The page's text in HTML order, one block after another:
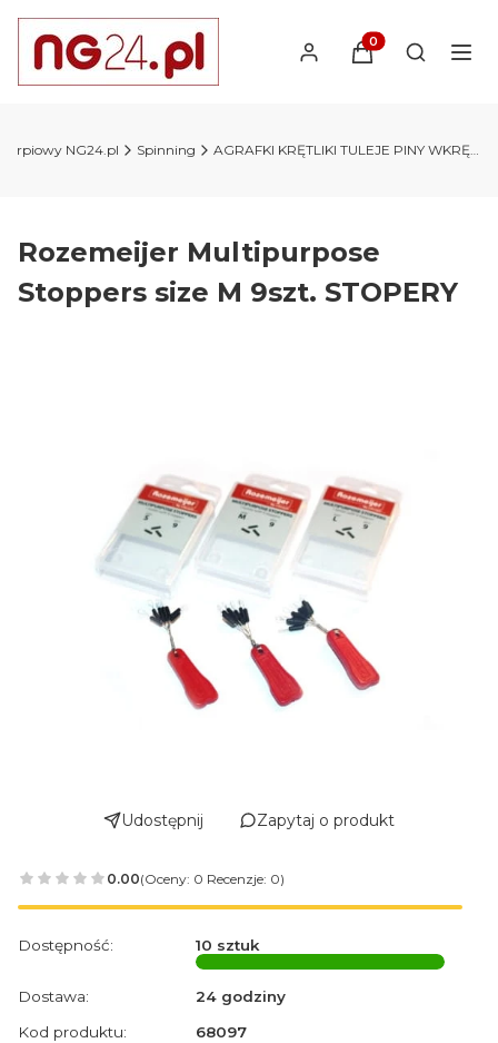
Produkty w
Otwórz
karpiowy NG24.pl Spinning AGRAFKI KRĘTLIKI TULEJE PINY WKRĘTKI
Rozemeijer Multipurpose
Stoppers size M 9szt. STOPERY
Udostępnij Zapytaj o produkt
0.00(Oceny: 0 Recenzje: 0)
Dostępność: 10 sztuk
Dostawa:
24 godziny
Kod produktu:
68097